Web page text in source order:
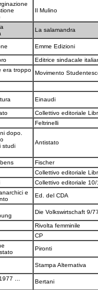
Il Mulino
La salamandra
Emme Edizioni
Editrice sindacale
era troppo Movimento
Einaudi
Collettivo editoriale
Feltrinelli
dopo.
studi
Antistato
Fischer
Collettivo editoriale
Collettivo editoriale
e
Ed. del CDA
Die Volkswirtschaft 9/
Rivolta femminile
CP
Pironti
Stampa Alternativa
...
Bertani